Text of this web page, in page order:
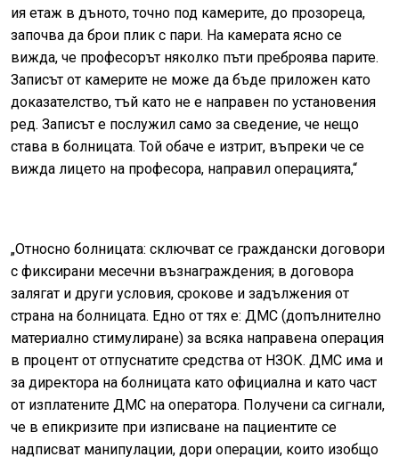
ия етаж в дъното, точно под камерите, до прозореца,
започва да брои плик с пари. На камерата ясно се
вижда, че професорът няколко пъти преброява парите.
Записът от камерите не може да бъде приложен като
доказателство, тъй като не е направен по установения
ред. Записът е послужил само за сведение, че нещо
става в болницата. Той обаче е изтрит, въпреки че се
вижда лицето на професора, направил операцията,“
„Относно болницата: сключват се граждански договори
с фиксирани месечни възнаграждения; в договора
залягат и други условия, срокове и задължения от
страна на болницата. Едно от тях е: ДМС (допълнително
материално стимулиране) за всяка направена операция
в процент от отпуснатите средства от НЗОК. ДМС има и
за директора на болницата като официална и като част
от изплатените ДМС на оператора. Получени са сигнали,
че в епикризите при изписване на пациентите се
надписват манипулации, дори операции, които изобщо